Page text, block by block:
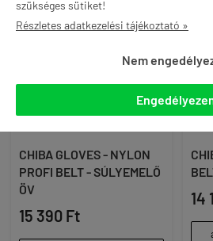
szükséges sütiket!
Részletes adatkezelési tájékoztató »
Nem
CHIBA GLOVES - NYLON
PROFI BELT - SÚLYEMELŐ
ÖV
15 390 Ft
14